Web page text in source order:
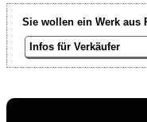
Sie wollen ein Werk aus
Infos für Verkäufer